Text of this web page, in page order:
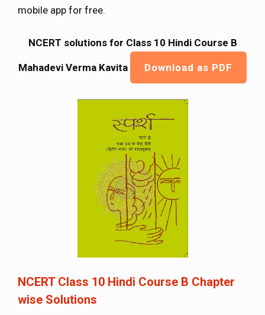
mobile app for free.
NCERT solutions for Class 10 Hindi Course B
Mahadevi Verma Kavita Download as PDF
NCERT Class 10 Hindi Course B Chapter
wise Solutions